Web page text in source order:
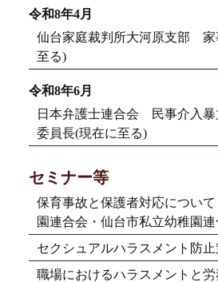
令和8年4月
仙台家庭裁判所大河原支部 家
至る)
令和8年6月
日本弁護士連合会 民事介入
委員長(現在に至る)
セミナー等
保育事故と保護者対応につい
園連合会・仙台市私立幼稚園連
セクシュアルハラスメント防
職場におけるハラスメントと労